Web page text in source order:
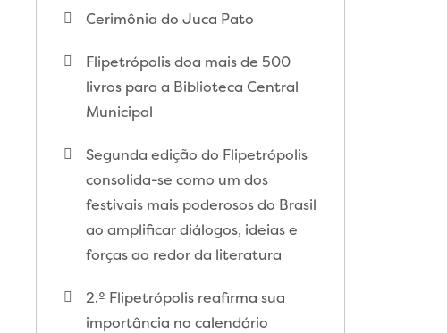
Cerimônia do Juca Pato
Flipetrópolis doa mais de 500
livros para a Biblioteca Central
Municipal
Segunda edição do Flipetrópolis
consolida-se como um dos
festivais mais poderosos do Brasil
ao amplificar diálogos, ideias e
forças ao redor da literatura
2.º Flipetrópolis reafirma sua
importância no calendário